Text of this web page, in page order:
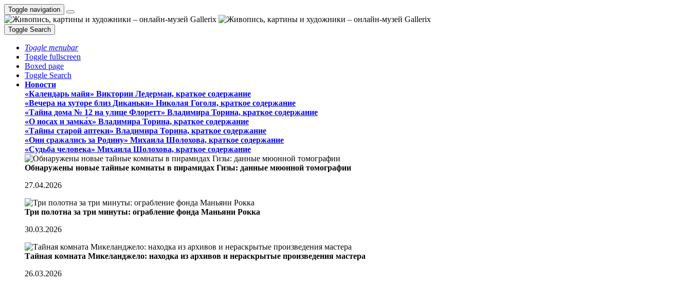
Toggle navigation
Toggle Search
Toggle menubar
Toggle fullscreen
Boxed page
Toggle Search
Новости
«Календарь майя» Виктории Ледерман, краткое содержание
«Вечера на хуторе близ Диканьки» Николая Гоголя, краткое содержание
«Тайна дома № 12 на улице Флоретт» Владимира Торина, краткое содержание
«О носах и замка́х» Владимира Торина, краткое содержание
«Тайны старой аптеки» Владимира Торина, краткое содержание
«Они сражались за Родину» Михаила Шолохова, краткое содержание
«Судьба человека» Михаила Шолохова, краткое содержание
Обнаружены новые тайные комнаты в пирамидах Гизы: данные мюонной томографии
27.04.2026
Три полотна за три минуты: ограбление фонда Маньяни Рокка
30.03.2026
Тайная комната Микеланджело: находка из архивов и нераскрытые произведения мастера
26.03.2026